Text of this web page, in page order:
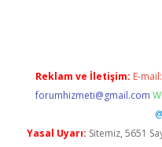
Reklam ve İletişim: E-mail:
forumhizmeti@gmail.com
Yasal Uyarı: Sitemiz, 5651